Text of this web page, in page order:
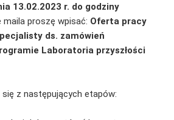
13.02.2023 r. do godziny
maila proszę wpisać: Oferta pracy
ds. zamówień
Laboratoria przyszłości
się z następujących etapów: